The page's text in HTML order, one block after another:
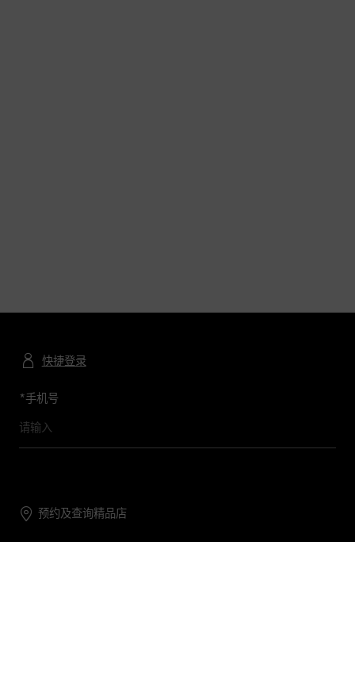
快捷登录
*手机号
预约及查询精品店